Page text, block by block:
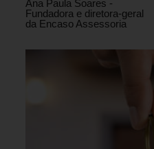
Ana Paula Soares -
Fundadora e diretora-geral
da Encaso Assessoria